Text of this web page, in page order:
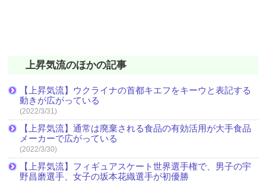
上昇気流のほかの記事
【上昇気流】ウクライナの首都キエフをキーウと表記する
動きが広がっている
(2022/3/31)
【上昇気流】通常は廃棄される食品の有効活用が大手食品
メーカーで広がっている
(2022/3/30)
【上昇気流】フィギュアスケート世界選手権で、男子の宇
野昌磨選手、女子の坂本花織選手が初優勝